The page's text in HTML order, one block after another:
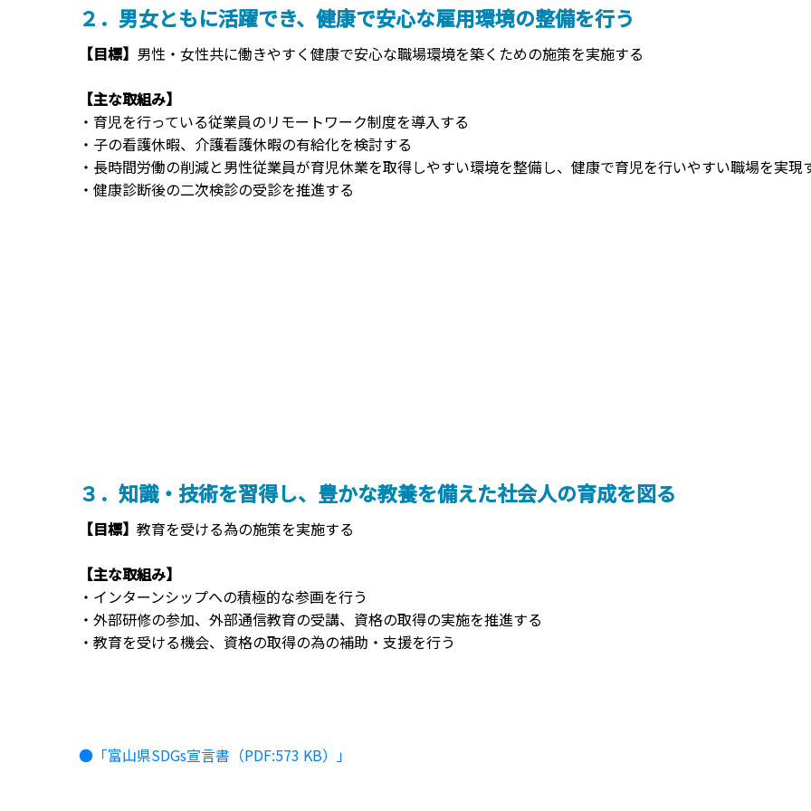
２．男女ともに活躍でき、健康で安心な雇用環境の整備を行う
【目標】 男性・女性共に働きやすく健康で安心な職場環境を築くための施策を実施する
【主な取組み】
・育児を行っている従業員のリモートワーク制度を導入する
・子の看護休暇、介護看護休暇の有給化を検討する
・長時間労働の削減と男性従業員が育児休業を取得しやすい環境を整備し、健康で育児を行いやすい職場を実現
・健康診断後の二次検診の受診を推進する
３．知識・技術を習得し、豊かな教養を備えた社会人の育成を図る
【目標】 教育を受ける為の施策を実施する
【主な取組み】
・インターンシップへの積極的な参画を行う
・外部研修の参加、外部通信教育の受講、資格の取得の実施を推進する
・教育を受ける機会、資格の取得の為の補助・支援を行う
●「富山県SDGs宣言書（PDF:573 KB）」